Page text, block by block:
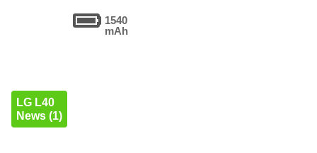
1540
mAh
LG L40
News (1)